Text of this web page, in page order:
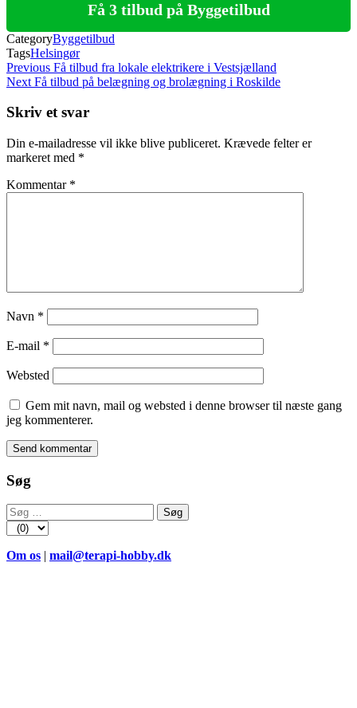
Få 3 tilbud på Byggetilbud
CategoryByggetilbud
TagsHelsingør
Indlægsnavigation
Previous
Post
Previous Få tilbud fra lokale elektrikere i Vestsjælland
Next
Next Få tilbud på belægning og brolægning i Roskilde
Skriv et svar
Din e-mailadresse vil ikke blive publiceret. Krævede felter er
markeret med *
Kommentar *
Navn *
E-mail *
Websted
Gem mit navn, mail og websted i denne browser til næste gang
jeg kommenterer.
Søg
Søg
efter:
Om os mail@terapi-hobby.dk